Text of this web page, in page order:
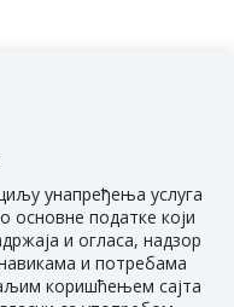
унапређења услуга
основне податке који
и огласа, надзор
и потребама
коришћењем сајта